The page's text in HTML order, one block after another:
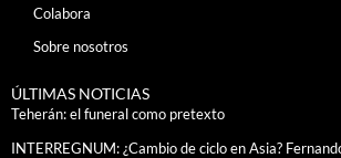
Colabora
Sobre nosotros
ÚLTIMAS NOTICIAS
Teherán: el funeral como pretexto
INTERREGNUM: ¿Cambio de ciclo en Asia?